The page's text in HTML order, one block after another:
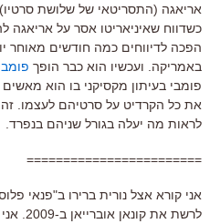
אריאגה (התסריטאי של שלושת
כשדווח שאיניאריטו אסר על אריאגה
הפכה לדיווחים כמה חודשים מאוחר
באמריקה. ועכשיו הוא כבר הופך
פומבי בעיתון מקסיקני בו הוא
את כל הקרדיט על סרטיהם לעצמו. זה
לראות מה יעלה בגורל שניהם בנפרד.
========================
אני קורא אצל נורית ברירו ב"פנאי
לרשת